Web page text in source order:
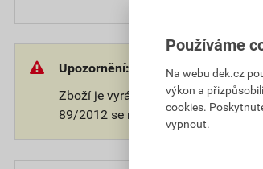
Upozornění:
Zboží je vyráběno na přání
89/2012 se na takové zboží
Používáme
Na webu dek.cz
výkon a
cookies.
vypnout.